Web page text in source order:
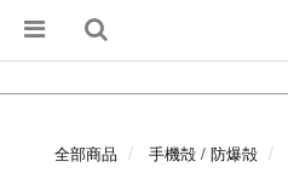
全部商品 手機殻 / 防爆殻